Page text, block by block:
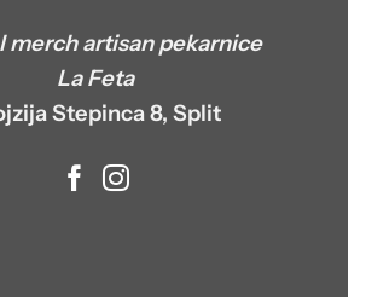
merch artisan pekarnice
La Feta
Stepinca 8, Split